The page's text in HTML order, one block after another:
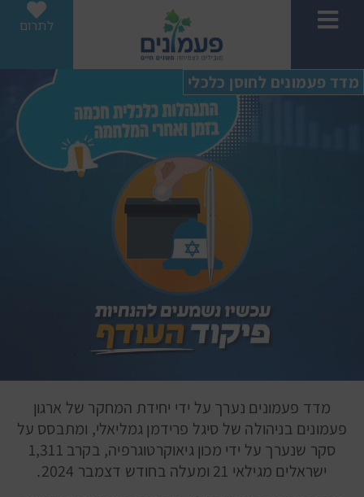
לתרום
מדד פעמונים לחוסן כלכלי
מדד פעמונים נערך על ידי יחידת המחקר של ארגון
פעמונים בניהולה של סיגל פרידמן גמליאלי, ומתבסס על
סקר שנערך על ידי מכון גיאוקרטוגרפיה, בקרב 1,311
ישראלים מגילאי 21 ומעלה בחודש דצמבר 2024.